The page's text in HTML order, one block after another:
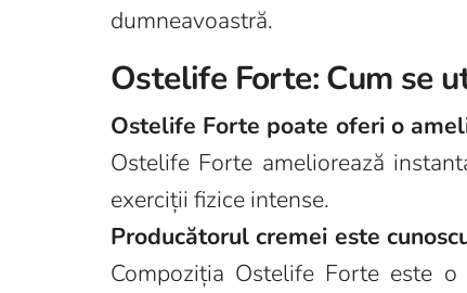
dumneavoastră.
Ostelife Forte: Cum se
Ostelife Forte poate oferi o
Ostelife Forte ameliorează
exerciții fizice intense.
Producătorul cremei este
Compoziția Ostelife Forte este